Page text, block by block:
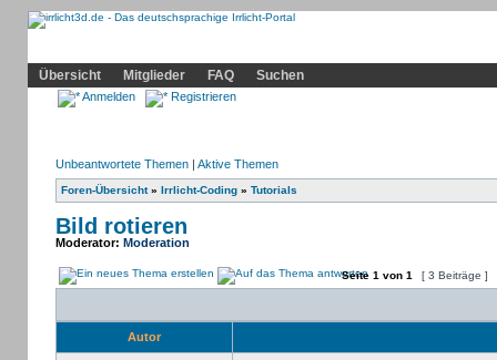
Übersicht
Mitglieder FAQ Suchen
Anmelden Registrieren
Unbeantwortete Themen| Aktive Themen
Foren-Übersicht» Irrlicht-Coding» Tutorials
Bild rotieren
Moderator: Moderation
Seite 1 von 1 [ 3 Beiträge ]
Autor